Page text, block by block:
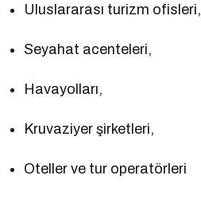
Uluslararası turizm ofisleri,
Seyahat acenteleri,
Havayolları,
Kruvaziyer şirketleri,
Oteller ve tur operatörleri